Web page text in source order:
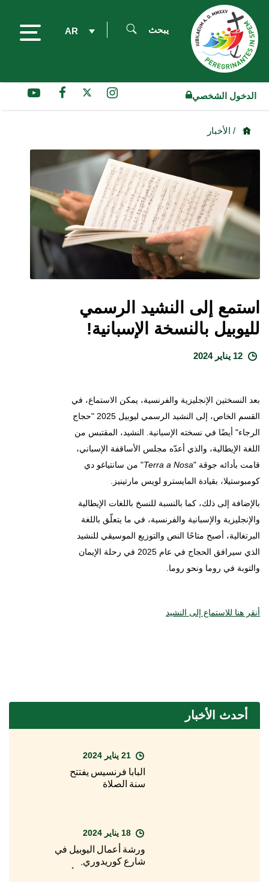
AR يبحث
الدخول الشخصي
/ الأخبار
استمع إلى النشيد الرسمي
لليوبيل بالنسخة الإسبانية!
بعد النسختين الإنجليزية والفرنسية، يمكن الاستماع، في
القسم الخاص، إلى النشيد الرسمي ليوبيل 2025 "حجاج
الرجاء" أيضًا في نسخته الإسبانية. النشيد، المقتبس من
اللغة الإيطالية، والذي أعدّه مجلس الأساقفة الإسباني،
قامت بأدائه جوقة "Terra a Nosa" من سانتياغو دي
كومبوستيلا، بقيادة المايسترو لويس مارتينيز.
بالإضافة إلى ذلك، كما بالنسبة للنسخ باللغات الإيطالية
والإنجليزية والإسبانية والفرنسية، في ما يتعلّق باللغة
البرتغالية، أصبح متاحًا النص والتوزيع الموسيقي للنشيد
الذي سيرافق الحجاج في عام 2025 في رحلة الإيمان
والتوبة في روما ونحو روما.
أنقر هنا للاستماع إلى النشيد
أحدث الأخبار
البابا فرنسيس يفتتح
سنة الصلاة
ورشة أعمال اليوبيل في
شارع كوريدوري.
فيسيكيلا: "قريبًا يبدأ